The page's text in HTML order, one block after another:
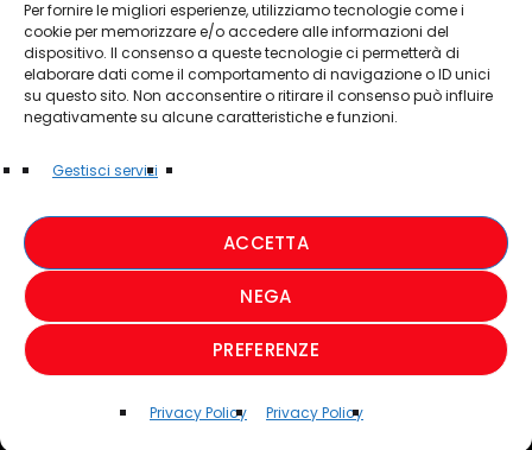
Per fornire le migliori esperienze, utilizziamo tecnologie come i
cookie per memorizzare e/o accedere alle informazioni del
dispositivo. Il consenso a queste tecnologie ci permetterà di
elaborare dati come il comportamento di navigazione o ID unici
su questo sito. Non acconsentire o ritirare il consenso può influire
negativamente su alcune caratteristiche e funzioni.
Gestisci servizi
ACCETTA
NEGA
PREFERENZE
Privacy Policy Privacy Policy
PRIVACY POLICY
COOKIE POLICY